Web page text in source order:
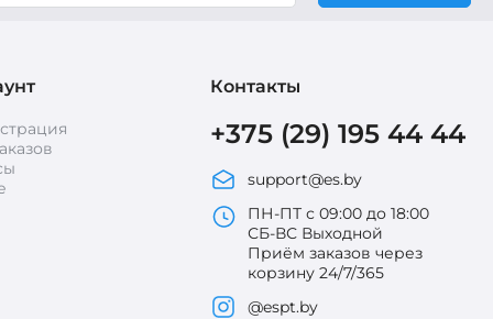
Контакты
+375 (29) 195 44 44
support@es.by
ПН-ПТ с 09:00 до 18:00
СБ-ВС Выходной
Приём заказов через
корзину 24/7/365
@espt.by